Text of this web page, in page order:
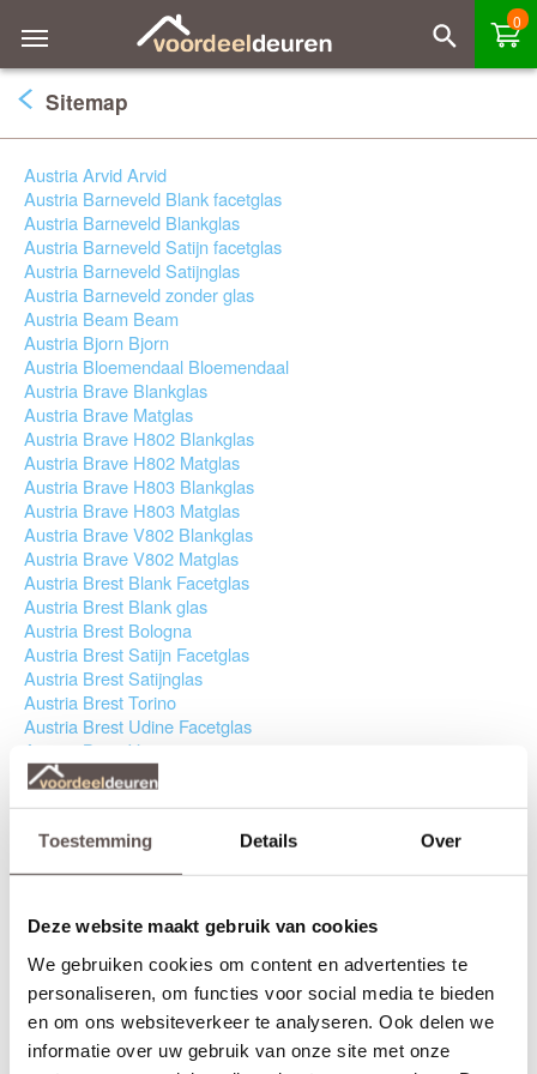
Toestemming Details Over
Deze website maakt gebruik van cookies
We gebruiken cookies om content en advertenties te
personaliseren, om functies voor social media te bieden
en om ons websiteverkeer te analyseren. Ook delen we
informatie over uw gebruik van onze site met onze
0
Sitemap
Austria Arvid Arvid
Austria Barneveld Blank facetglas
Austria Barneveld Blankglas
Austria Barneveld Satijn facetglas
Austria Barneveld Satijnglas
Austria Barneveld zonder glas
Austria Beam Beam
Austria Bjorn Bjorn
Austria Bloemendaal Bloemendaal
Austria Brave Blankglas
Austria Brave Matglas
Austria Brave H802 Blankglas
Austria Brave H802 Matglas
Austria Brave H803 Blankglas
Austria Brave H803 Matglas
Austria Brave V802 Blankglas
Austria Brave V802 Matglas
Austria Brest Blank Facetglas
Austria Brest Blank glas
Austria Brest Bologna
Austria Brest Satijn Facetglas
Austria Brest Satijnglas
Austria Brest Torino
Austria Brest Udine Facetglas
Austria Brest Verona
Austria Brest zonder glas
Austria Bright Blankglas
Austria Bright H803 Blankglas
Austria Bright H803 Matglas
Austria Bright H804 Matglas
Austria Bright V1102 Blankglas
Austria Bright V1102 Matglas
Austria Cabana Blanco Dos Links Cabana Blanco Dos Links
Austria Cabana Blanco Dos Rechts Cabana Blanco Dos
Austria Cabana Blanco Uno Links Cabana Blanco Uno Links